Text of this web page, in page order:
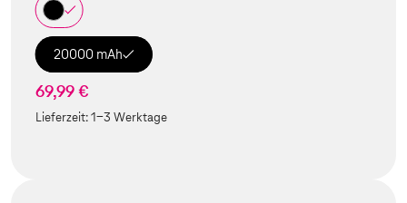
20000 mAh
69,99 €
Lieferzeit:1-3 Werktage